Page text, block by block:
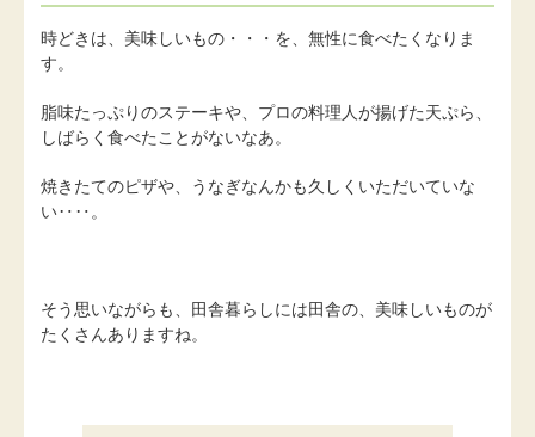
時どきは、美味しいもの・・・を、無性に食べたくなりま
す。
脂味たっぷりのステーキや、プロの料理人が揚げた天ぷら、
しばらく食べたことがないなあ。
焼きたてのピザや、うなぎなんかも久しくいただいていな
い‥‥。
そう思いながらも、田舎暮らしには田舎の、美味しいものが
たくさんありますね。